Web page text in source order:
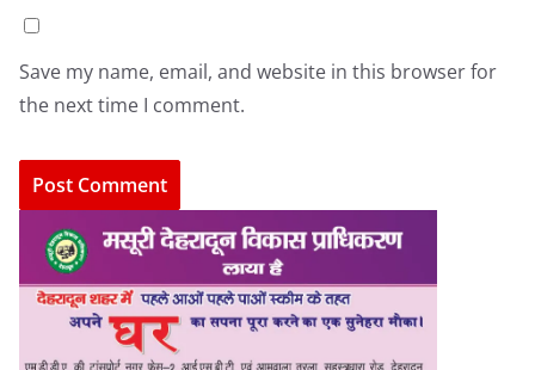
Save my name, email, and website in this browser for
the next time I comment.